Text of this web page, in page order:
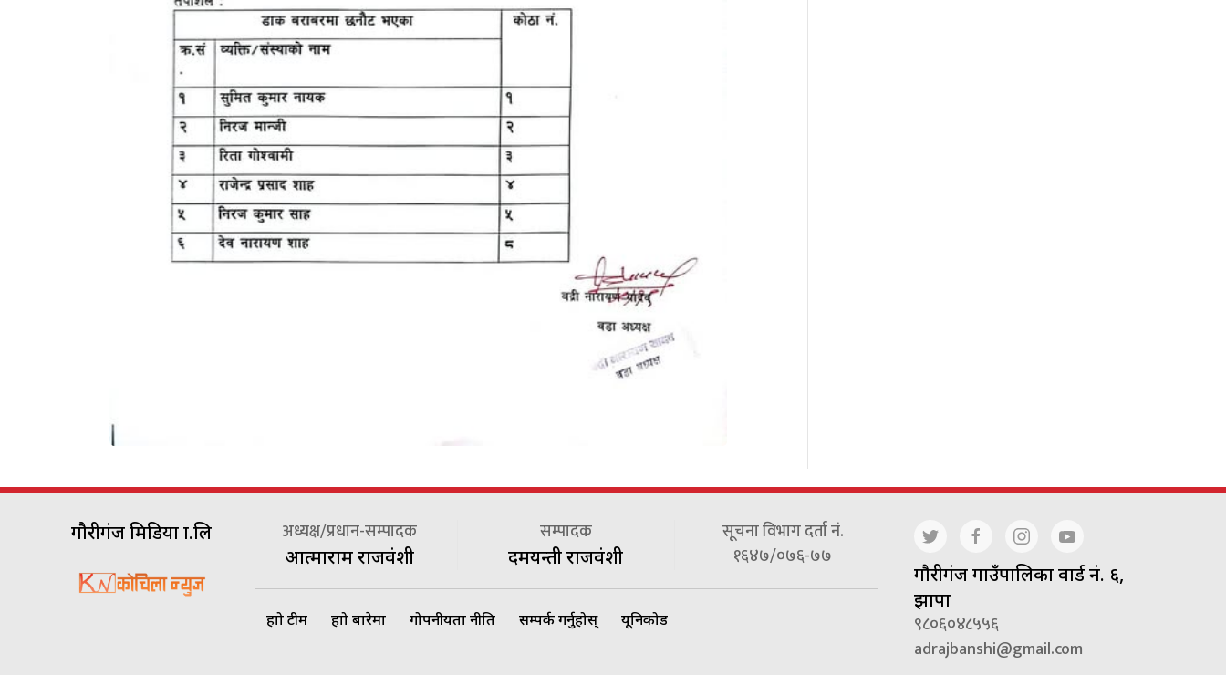
गौरीगंज मिडिया प्रा.लि अध्यक्ष/प्रधान-सम्पादक
आत्माराम राजवंशी
सम्पादक
दमयन्ती राजवंशी
सूचना विभाग दर्ता नं.
१६४७/०७६-७७
हाम्रो टीम हाम्रो बारेमा गोपनीयता नीति सम्पर्क गर्नुहोस् यूनिकोड
गाैरीगंज गाउँपालिका वार्ड नं. ६,
झापा
९८०६०४८५५६
adrajbanshi@gmail.com